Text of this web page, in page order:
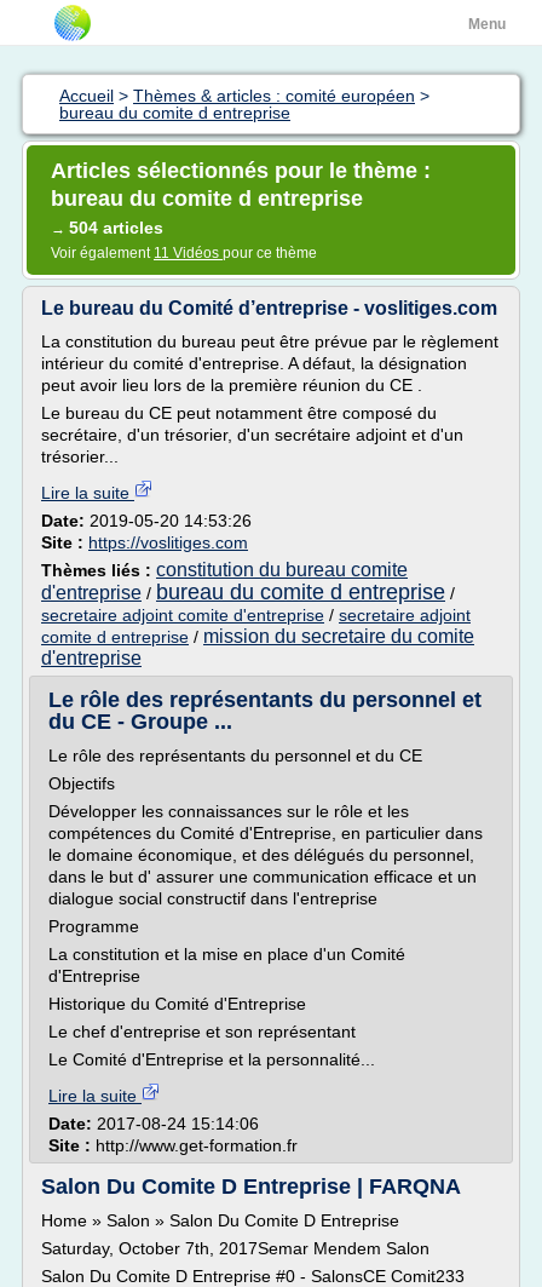
Menu
Accueil > Thèmes & articles : comité européen >
bureau du comite d entreprise
Articles sélectionnés pour le thème :
bureau du comite d entreprise
→ 504 articles
Voir également 11 Vidéos pour ce thème
Le bureau du Comité d’entreprise - voslitiges.com
La constitution du bureau peut être prévue par le règlement
intérieur du comité d'entreprise. A défaut, la désignation
peut avoir lieu lors de la première réunion du CE .
Le bureau du CE peut notamment être composé du
secrétaire, d'un trésorier, d'un secrétaire adjoint et d'un
trésorier...
Lire la suite
Date: 2019-05-20 14:53:26
Site : https://voslitiges.com
Thèmes liés : constitution du bureau comite
d'entreprise / bureau du comite d entreprise /
secretaire adjoint comite d'entreprise / secretaire adjoint
comite d entreprise / mission du secretaire du comite
d'entreprise
Le rôle des représentants du personnel et
du CE - Groupe ...
Le rôle des représentants du personnel et du CE
Objectifs
Développer les connaissances sur le rôle et les
compétences du Comité d'Entreprise, en particulier dans
le domaine économique, et des délégués du personnel,
dans le but d' assurer une communication efficace et un
dialogue social constructif dans l'entreprise
Programme
La constitution et la mise en place d'un Comité
d'Entreprise
Historique du Comité d'Entreprise
Le chef d'entreprise et son représentant
Le Comité d'Entreprise et la personnalité...
Lire la suite
Date: 2017-08-24 15:14:06
Site : http://www.get-formation.fr
Salon Du Comite D Entreprise | FARQNA
Home » Salon » Salon Du Comite D Entreprise
Saturday, October 7th, 2017Semar Mendem Salon
Salon Du Comite D Entreprise #0 - SalonsCE Comit233